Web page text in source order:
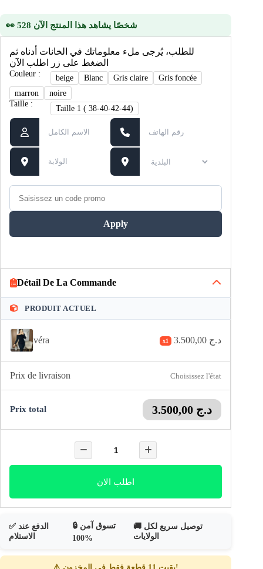
👀 528 شخصًا يشاهد هذا المنتج الآن
للطلب، يُرجى ملء معلوماتك في الخانات أدناه ثم
الضغط على زر اطلب الآن
Couleur :
beige Blanc Gris claire
Gris foncée
marron
noire
Taille :
Taille 1 ( 38-40-42-44)
Apply
Détail De La Commande
PRODUIT ACTUEL
véra x1 د.ج
Prix ​​de livraison Choisissez l'état
Prix ​​total د.ج
اطلب الان
✅ الدفع عند
الاستلام
🔒 تسوق آمن
100%
🚚 توصيل سريع لكل
الولايات